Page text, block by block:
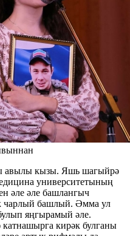
авылы кызы. Яшь шагыйрә
университетының
әле әле башлангыч
чарлый башлый. Әмма ул
яңгырамый әле.
кирәк булганы